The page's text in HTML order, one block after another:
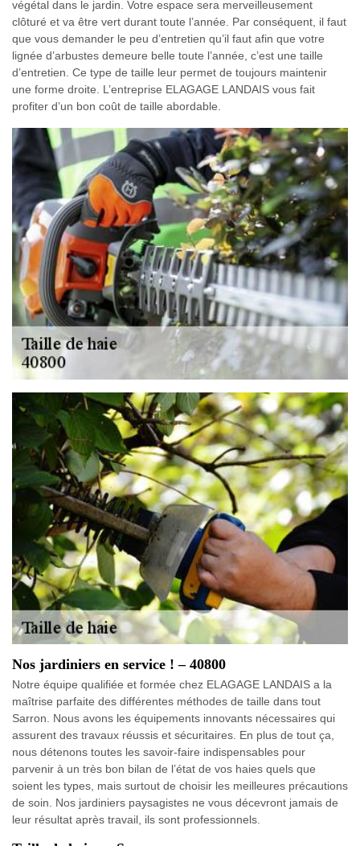
végétal dans le jardin. Votre espace sera merveilleusement
clôturé et va être vert durant toute l’année. Par conséquent, il faut
que vous demander le peu d’entretien qu’il faut afin que votre
lignée d’arbustes demeure belle toute l’année, c’est une taille
d’entretien. Ce type de taille leur permet de toujours maintenir
une forme droite. L’entreprise ELAGAGE LANDAIS vous fait
profiter d’un bon coût de taille abordable.
Nos jardiniers en service ! – 40800
Notre équipe qualifiée et formée chez ELAGAGE LANDAIS a la
maîtrise parfaite des différentes méthodes de taille dans tout
Sarron. Nous avons les équipements innovants nécessaires qui
assurent des travaux réussis et sécuritaires. En plus de tout ça,
nous détenons toutes les savoir-faire indispensables pour
parvenir à un très bon bilan de l’état de vos haies quels que
soient les types, mais surtout de choisir les meilleures précautions
de soin. Nos jardiniers paysagistes ne vous décevront jamais de
leur résultat après travail, ils sont professionnels.